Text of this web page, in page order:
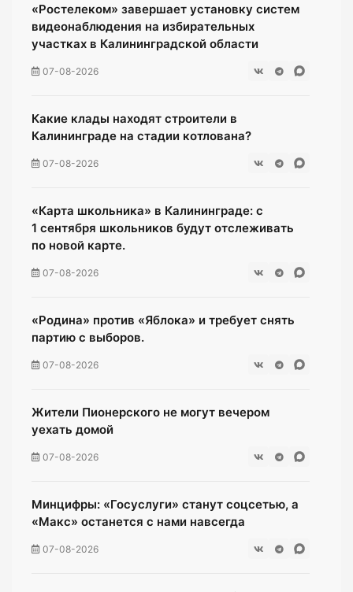
«Ростелеком» завершает установку систем
видеонаблюдения на избирательных
участках в Калининградской области
07-08-2026
Какие клады находят строители в
Калининграде на стадии котлована?
07-08-2026
«Карта школьника» в Калининграде: с
1 сентября школьников будут отслеживать
по новой карте.
07-08-2026
«Родина» против «Яблока» и требует снять
партию с выборов.
07-08-2026
Жители Пионерского не могут вечером
уехать домой
07-08-2026
Минцифры: «Госуслуги» станут соцсетью, а
«Макс» останется с нами навсегда
07-08-2026